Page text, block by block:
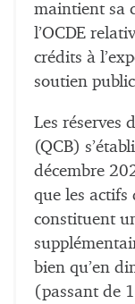
maintient sa
l’OCDE
crédits à
soutien
Les réserves
(QCB)
décembre
que les actifs
constituent
bien qu’en
(passant de